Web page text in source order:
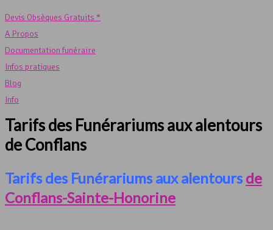
Devis Obsèques Gratuits *
A Propos
Documentation funéraire
Infos pratiques
Blog
Info
Tarifs des Funérariums aux alentours
de Conflans
Tarifs des Funérariums aux alentours de
Conflans-Sainte-Honorine